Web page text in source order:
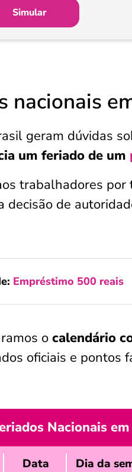
Simular
nacionais
geram dúvidas
um feriado de um
trabalhadores por
decisão de
Empréstimo 500 reais
o calendário
oficiais e pontos
Nacionais
Data Dia da